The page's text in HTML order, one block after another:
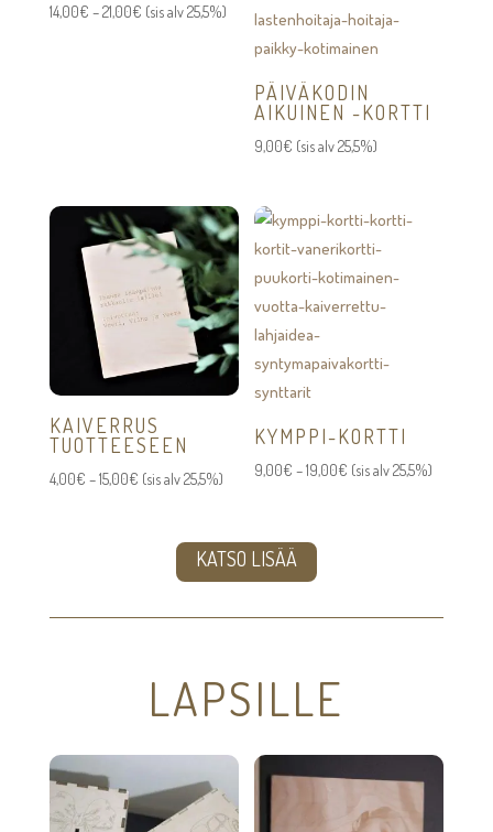
14,00€ –21,00€Hintaluokka:
(sis alv 25,5%)
PÄIVÄKODIN
AIKUINEN -KORTTI
9,00€ (sis alv 25,5%)
KAIVERRUS
TUOTTEESEEN
4,00€ –15,00€Hintaluokka:
(sis alv 25,5%)
KYMPPI-KORTTI
9,00€ –19,00€ Hintaluokka:
(sis alv 25,5%)
KATSO LISÄÄ
LAPSILLE